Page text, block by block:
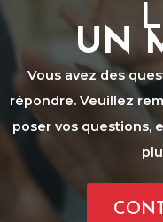
UN
Vous avez des
répondre. Veuillez
poser vos questions,